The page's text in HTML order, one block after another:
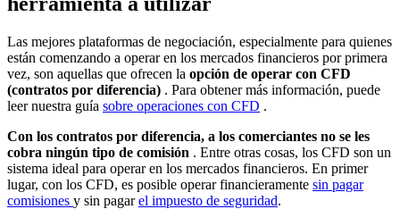
Las mejores plataformas de negociación, especialmente para quienes
están comenzando a operar en los mercados financieros por primera
vez, son aquellas que ofrecen la opción de operar con CFD
(contratos por diferencia) . Para obtener más información, puede
leer nuestra guía sobre operaciones con CFD .
Con los contratos por diferencia, a los comerciantes no se les
cobra ningún tipo de comisión . Entre otras cosas, los CFD son un
sistema ideal para operar en los mercados financieros. En primer
lugar, con los CFD, es posible operar financieramente sin pagar
comisiones y sin pagarel impuesto de seguridad.